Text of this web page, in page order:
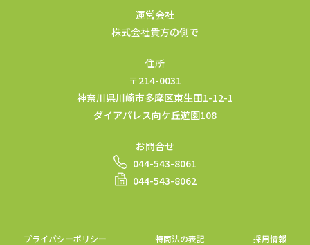
運営会社
株式会社貴方の側で
住所
〒214-0031
神奈川県川崎市多摩区東生田1-12-1
ダイアパレス向ケ丘遊園108
お問合せ
044-543-8061
044-543-8062
プライバシーポリシー 特商法の表記 採用情報